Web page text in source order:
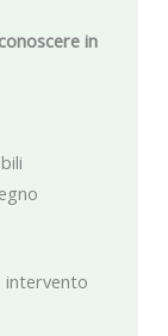
in
intervento